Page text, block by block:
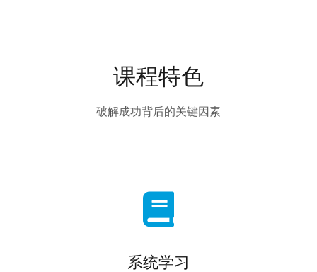
课程特色
破解成功背后的关键因素
系统学习